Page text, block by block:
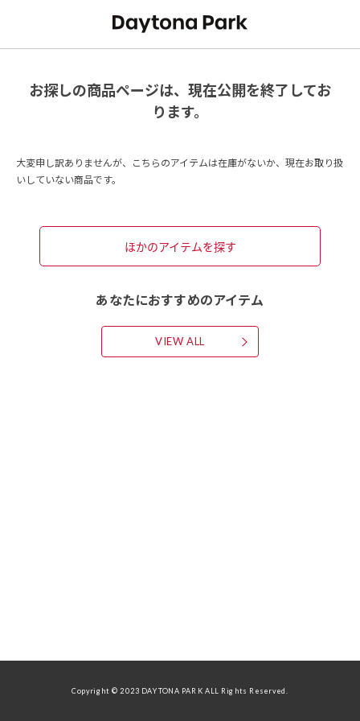
お探しの商品ページは、現在公開を終了してお
ります。
大変申し訳ありませんが、こちらのアイテムは在庫がないか、現在お取り扱
いしていない商品です。
ほかのアイテムを探す
あなたにおすすめのアイテム
VIEW ALL
Copyright © 2023 DAYTONA PARK ALL Rights Reserved.